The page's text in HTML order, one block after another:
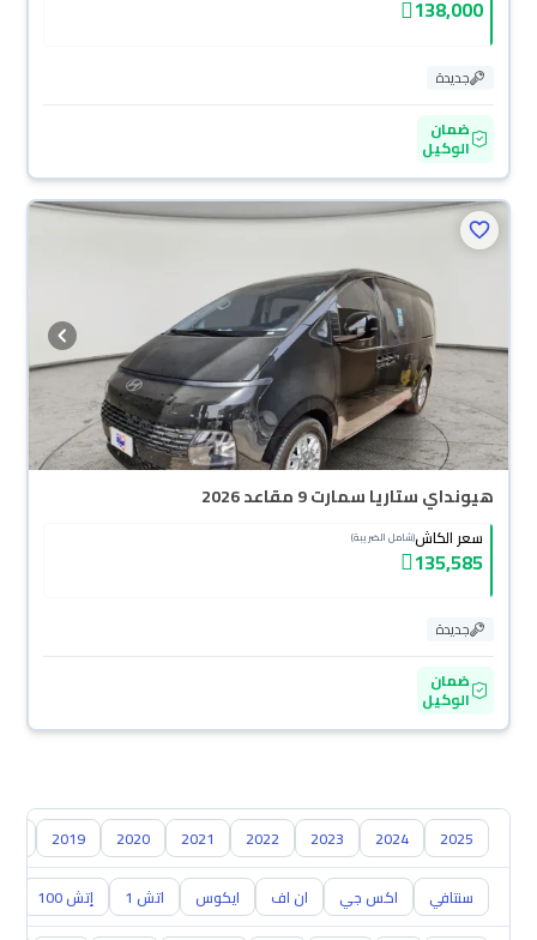
138,000
جديدة
ضمان
الوكيل
هيونداي ستاريا سمارت 9 مقاعد 2026
سعر الكاش(شامل الضريبة)
135,585
جديدة
ضمان
الوكيل
2025
2024
2023
2022
2021
2020
2019
سنتافي اكس جي ان اف ايكوس اتش 1 إتش 100